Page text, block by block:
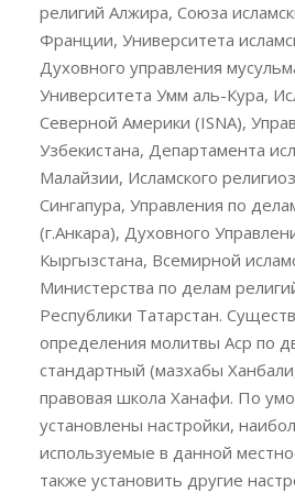
религий Алжира, Союза
Франции, Университета
Духовного управления
Университета Умм аль-Кура,
Северной Америки (ISNA),
Узбекистана, Департамента
Малайзии, Исламского
Сингапура, Управления по
(г.Анкара), Духовного
Кыргызстана, Всемирной
Министерства по делам
Республики Татарстан.
определения молитвы Аср по
стандартный (мазхабы
правовая школа Ханафи. По
установлены настройки,
используемые в данной
также установить другие